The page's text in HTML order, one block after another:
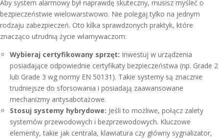
Aby system alarmowy był naprawdę skuteczny, musisz myśleć o
bezpieczeństwie wielowarstwowo. Nie polegaj tylko na jednym
rodzaju zabezpieczeń. Oto kilka sprawdzonych praktyk, które
znacząco utrudnią życie włamywaczom:
Wybieraj certyfikowany sprzęt: Inwestuj w urządzenia
posiadające odpowiednie certyfikaty bezpieczeństwa (np. Grade 2
lub Grade 3 wg normy EN 50131). Takie systemy są znacznie
trudniejsze do sforsowania i posiadają zaawansowane
mechanizmy antysabotażowe.
Stosuj systemy hybrydowe: Jeśli to możliwe, połącz zalety
systemów przewodowych i bezprzewodowych. Kluczowe
elementy, takie jak centrala, klawiatura czy główny sygnalizator,